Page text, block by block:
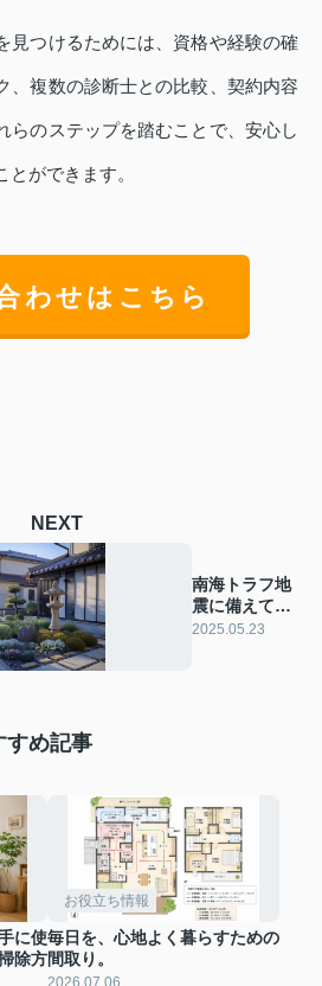
見つけるためには、資格や経験の確
、複数の診断士との比較、契約内容
らのステップを踏むことで、安心し
ができます。
わせはこちら
NEXT
南海トラフ地
震に備えてい
ますか？家と
2025.05.23
すめ記事
に使
除方
お役立ち情報
毎日を、心地よく暮らすための
間取り。